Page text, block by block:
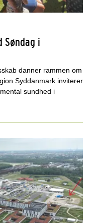
Søndag i
danner rammen om
Syddanmark inviterer
sundhed i